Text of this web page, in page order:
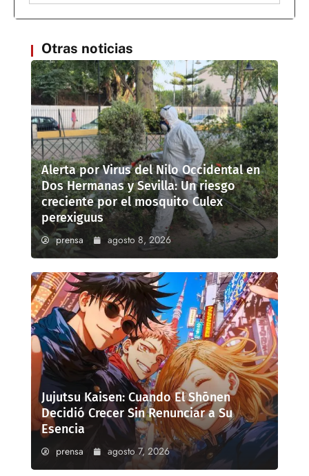
Otras noticias
Alerta por Virus del Nilo Occidental en
Dos Hermanas y Sevilla: Un riesgo
creciente por el mosquito Culex
perexiguus
prensa agosto 8, 2026
Jujutsu Kaisen: Cuando El Shōnen
Decidió Crecer Sin Renunciar a Su
Esencia
prensa agosto 7, 2026